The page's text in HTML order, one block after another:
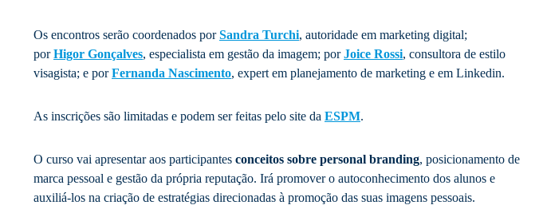
Os encontros serão coordenados porSandra Turchi, autoridade em marketing digital;
porHigor Gonçalves, especialista em gestão da imagem; porJoice Rossi, consultora de estilo
visagista; e porFernanda Nascimento, expert em planejamento de marketing e em Linkedin.
As inscrições são limitadas e podem ser feitas pelo site da ESPM.
O curso vai apresentar aos participantes conceitos sobre personal branding, posicionamento de
marca pessoal e gestão da própria reputação. Irá promover o autoconhecimento dos alunos e
auxiliá-los na criação de estratégias direcionadas à promoção das suas imagens pessoais.